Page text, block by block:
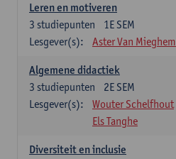
Leren en motiveren
1E SEM
3 studiepunten
Lesgever(s):
Aster Van Mieghem
Algemene didactiek
2E SEM
3 studiepunten
Lesgever(s):
Wouter Schelfhout
Els Tanghe
Diversiteit en inclusie